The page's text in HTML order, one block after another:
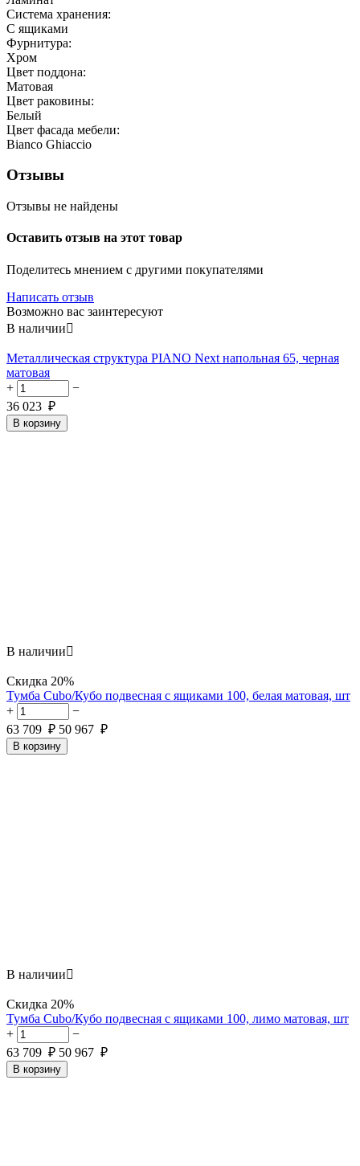
Система хранения:
С ящиками
Фурнитура:
Хром
Цвет поддона:
Матовая
Цвет раковины:
Белый
Цвет фасада мебели:
Bianco Ghiaccio
Отзывы
Отзывы не найдены
Оставить отзыв на этот товар
Поделитесь мнением с другими покупателями
Написать отзыв
Возможно вас заинтересуют
В наличии
Металлическая структура PIANO Next напольная 65, черная
матовая
+
−
36 023 ₽
В корзину
В наличии
Скидка 20%
Тумба Cubo/Кубо подвесная с ящиками 100, белая матовая, шт
+
−
63 709 ₽ 50 967 ₽
В корзину
В наличии
Скидка 20%
Тумба Cubo/Кубо подвесная с ящиками 100, лимо матовая, шт
+
−
63 709 ₽ 50 967 ₽
В корзину